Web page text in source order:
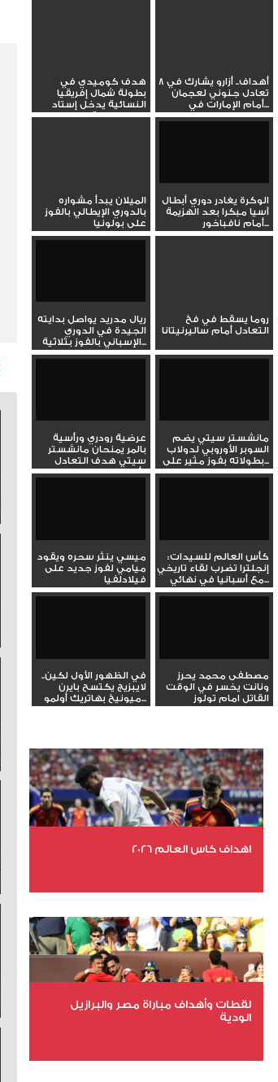
8 أهداف.. أزارو يشارك في
تعادل جنوني لعجمان
أمام الإمارات في...
هدف كوميدي في
بطولة شمال إفريقيا
النسائية يدخل إستاد
الإسكندرية...
الوكرة يغادر دوري أبطال
آسيا مبكرا بعد الهزيمة
أمام نافباخور...
الميلان يبدأ مشواره
بالدوري الإيطالي بالفوز
على بولونيا
روما يسقط في فخ
التعادل أمام ساليرنيتانا
ريال مدريد يواصل بدايته
الجيدة في الدوري
الإسباني بالفوز بثلاثية...
مانشستر سيتي يضم
السوبر الأوروبي لدولاب
بطولاته بفوز مثير على...
عرضية رودري ورأسية
بالمر يمنحان مانشستر
سيتي هدف التعادل
أمام...
كأس العالم للسيدات:
إنجلترا تضرب لقاء تاريخي
مع أسبانيا في نهائي...
ميسي ينثر سحره ويقود
ميامي لفوز جديد على
فيلادلفيا
مصطفى محمد يحرز
ونانت يخسر في الوقت
القاتل امام تولوز
في الظهور الأول لكين..
لايبزيج يكتسح بايرن
ميونيخ بهاتريك أولمو...
اهداف كاس العالم 2026
عدد المشاهدات 1997
لقطات وأهداف مباراة مصر والبرازيل
الودية